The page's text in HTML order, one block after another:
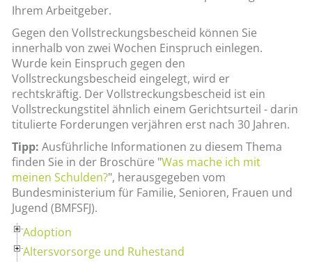
Ihrem Arbeitgeber.
Gegen den Vollstreckungsbescheid können Sie
innerhalb von zwei Wochen Einspruch einlegen.
Wurde kein Einspruch gegen den
Vollstreckungsbescheid eingelegt, wird er
rechtskräftig. Der Vollstreckungsbescheid ist ein
Vollstreckungstitel ähnlich einem Gerichtsurteil - darin
titulierte Forderungen verjähren erst nach 30 Jahren.
Tipp: Ausführliche Informationen zu diesem Thema
finden Sie in der Broschüre "Was mache ich mit
meinen Schulden?", herausgegeben vom
Bundesministerium für Familie, Senioren, Frauen und
Jugend (BMFSFJ).
Adoption
Altersvorsorge und Ruhestand